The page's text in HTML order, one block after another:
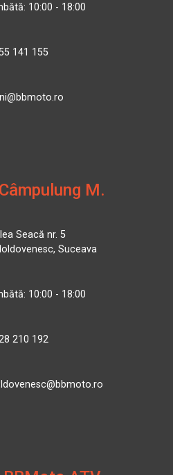
10:00 - 18:00
141 155
Câmpulung M.
Seacă nr. 5
Suceava
10:00 - 18:00
210 192